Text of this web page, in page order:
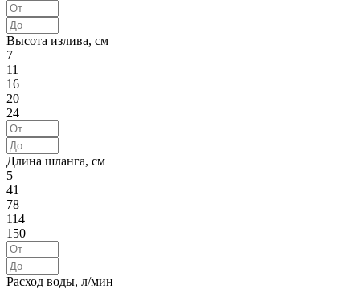
Высота излива, см
7
11
16
20
24
Длина шланга, см
5
41
78
114
150
Расход воды, л/мин